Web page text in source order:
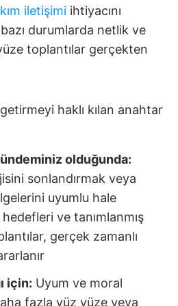
iletişimi ihtiyacını
durumlarda netlik ve
toplantılar gerçekten
getirmeyi haklı kılan anahtar
olduğunda:
sonlandırmak veya
uyumlu hale
ve tanımlanmış
gerçek zamanlı
için: Uyum ve moral
fazla yüz yüze veya